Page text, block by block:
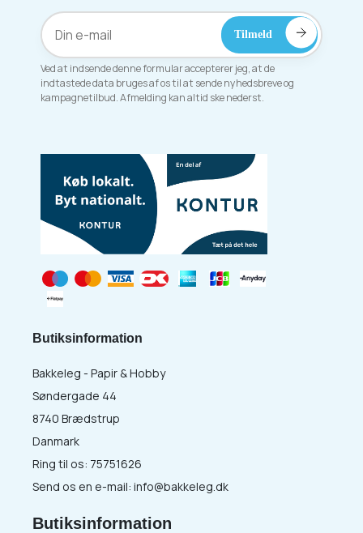
Ved at indsende denne formular accepterer jeg, at de
indtastede data bruges af os til at sende nyhedsbreve og
kampagnetilbud. Afmelding kan altid ske nederst.
Butiksinformation
Bakkeleg - Papir & Hobby
Søndergade 44
8740 Brædstrup
Danmark
Ring til os: 75751626
Send os en e-mail: info@bakkeleg.dk
Butiksinformation